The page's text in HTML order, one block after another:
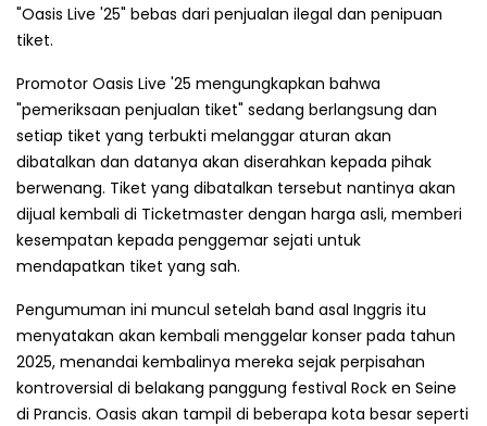
"Oasis Live '25" bebas dari penjualan ilegal dan penipuan
tiket.
Promotor Oasis Live '25 mengungkapkan bahwa
"pemeriksaan penjualan tiket" sedang berlangsung dan
setiap tiket yang terbukti melanggar aturan akan
dibatalkan dan datanya akan diserahkan kepada pihak
berwenang. Tiket yang dibatalkan tersebut nantinya akan
dijual kembali di Ticketmaster dengan harga asli, memberi
kesempatan kepada penggemar sejati untuk
mendapatkan tiket yang sah.
Pengumuman ini muncul setelah band asal Inggris itu
menyatakan akan kembali menggelar konser pada tahun
2025, menandai kembalinya mereka sejak perpisahan
kontroversial di belakang panggung festival Rock en Seine
di Prancis. Oasis akan tampil di beberapa kota besar seperti